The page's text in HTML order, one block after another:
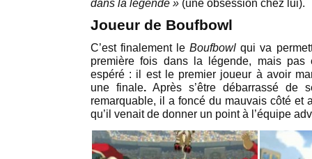
dans la légende » (une obsession chez lui).
Joueur de Boufbowl
C’est finalement leBoufbowlqui va
première fois dans la légende, mais pas
espéré : il est le premier joueur à avoir
une finale. Après s’être débarrassé de
remarquable, il a foncé du mauvais côté et
qu’il venait de donner un point à l’équipe